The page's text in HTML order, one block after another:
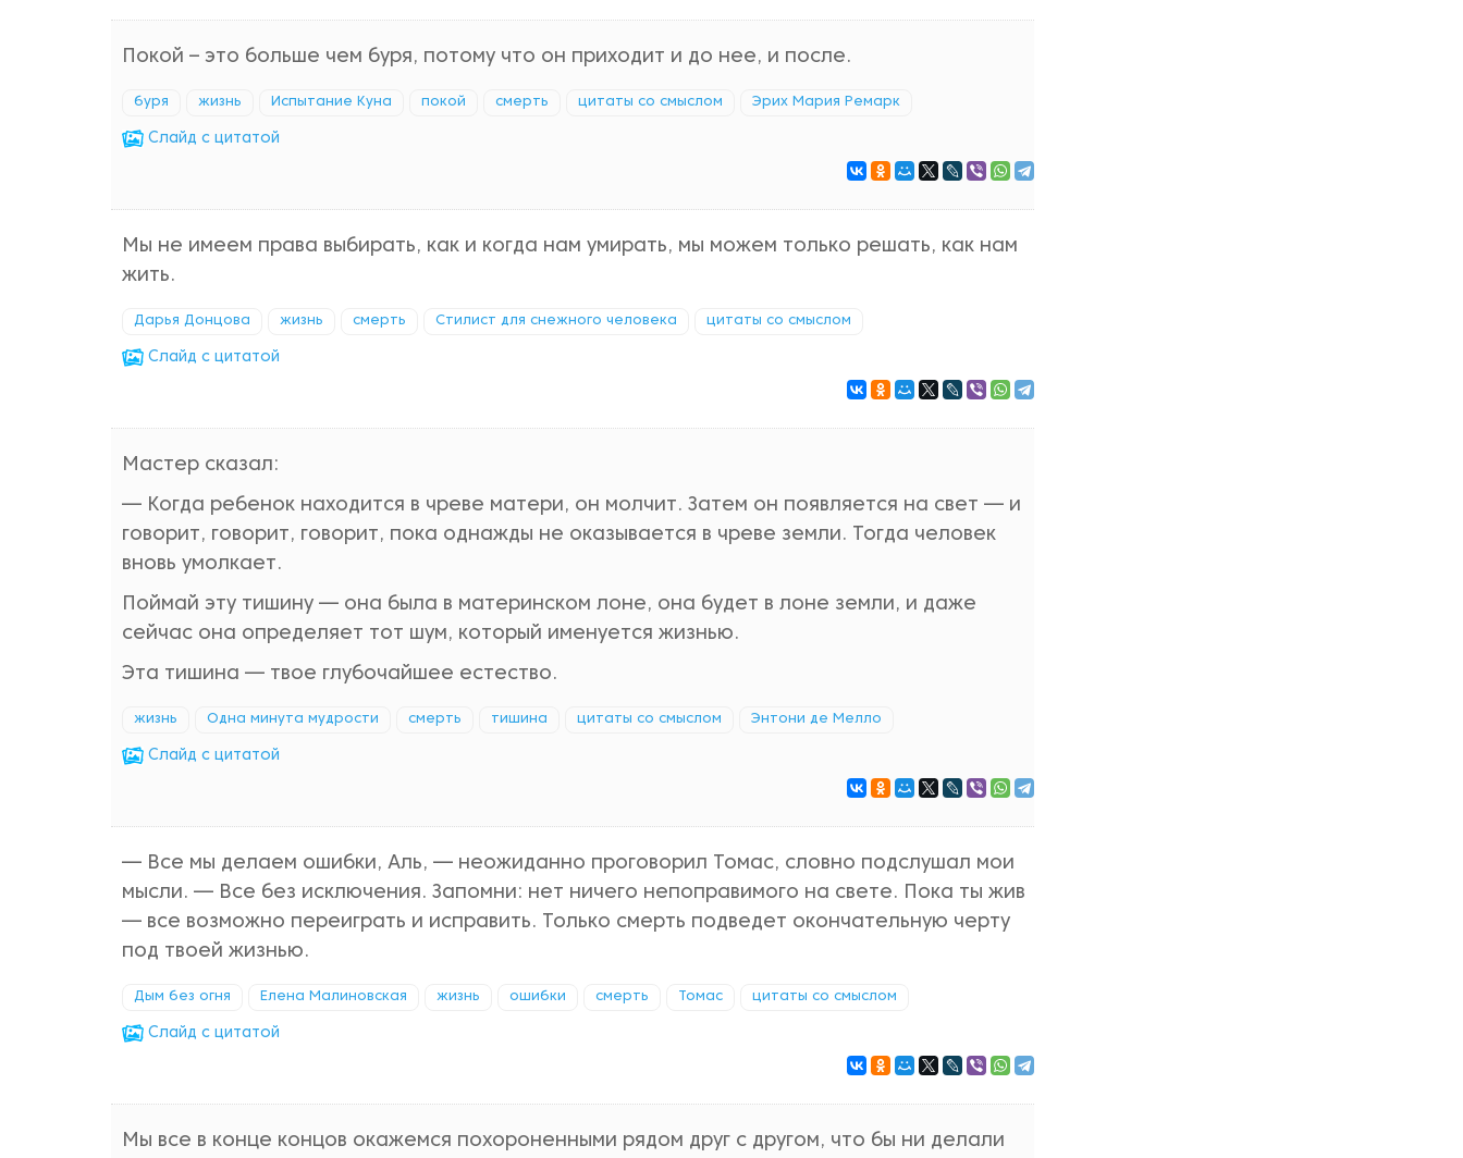
Покой – это больше чем буря, потому что он приходит и до нее, и после.
буря жизнь Испытание Куна покой смерть цитаты со смыслом Эрих Мария Ремарк
Cлайд с цитатой
Мы не имеем права выбирать, как и когда нам умирать, мы можем только решать, как нам
жить.
Дарья Донцова жизнь смерть Стилист для снежного человека цитаты со смыслом
Cлайд с цитатой
Мастер сказал:
— Когда ребенок находится в чреве матери, он молчит. Затем он появляется на свет — и
говорит, говорит, говорит, пока однажды не оказывается в чреве земли. Тогда человек
вновь умолкает.
Поймай эту тишину — она была в материнском лоне, она будет в лоне земли, и даже
сейчас она определяет тот шум, который именуется жизнью.
Эта тишина — твое глубочайшее естество.
жизнь Одна минута мудрости смерть тишина цитаты со смыслом Энтони де Мелло
Cлайд с цитатой
— Все мы делаем ошибки, Аль, — неожиданно проговорил Томас, словно подслушал мои
мысли. — Все без исключения. Запомни: нет ничего непоправимого на свете. Пока ты жив
— все возможно переиграть и исправить. Только смерть подведет окончательную черту
под твоей жизнью.
Дым без огня Елена Малиновская жизнь ошибки смерть Томас цитаты со смыслом
Cлайд с цитатой
Мы все в конце концов окажемся похороненными рядом друг с другом, что бы ни делали